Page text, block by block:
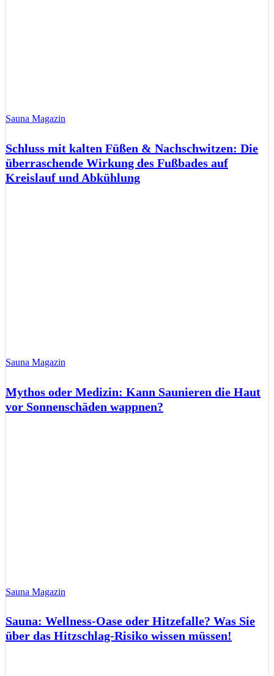
Sauna Magazin
Schluss mit kalten Füßen & Nachschwitzen: Die
überraschende Wirkung des Fußbades auf
Kreislauf und Abkühlung
Sauna Magazin
Mythos oder Medizin: Kann Saunieren die Haut
vor Sonnenschäden wappnen?
Sauna Magazin
Sauna: Wellness-Oase oder Hitzefalle? Was Sie
über das Hitzschlag-Risiko wissen müssen!